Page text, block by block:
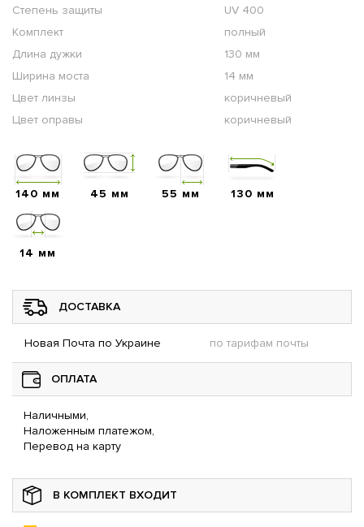
Степень защиты
UV 400
Комплект
полный
Длина дужки
130 мм
Ширина моста
14 мм
Цвет линзы
коричневый
Цвет оправы
коричневый
140 мм 45 мм 55 мм 130 мм
14 мм
ДОСТАВКА
Новая Почта по Украине по тарифам почты
ОПЛАТА
Наличными,
Наложенным платежом,
Перевод на карту
В КОМПЛЕКТ ВХОДИТ